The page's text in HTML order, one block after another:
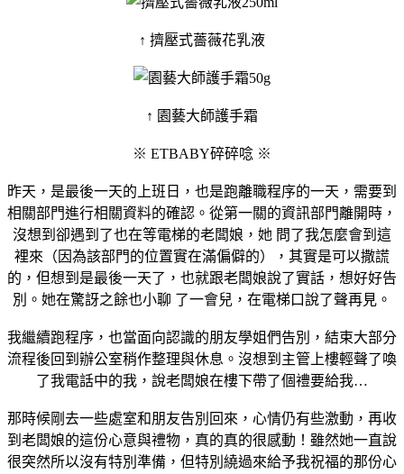
↑ 擠壓式薔薇花乳液
↑ 園藝大師護手霜
※ ETBABY碎碎唸 ※
昨天，是最後一天的上班日，也是跑離職程序的一天，需要到
相關部門進行相關資料的確認。從第一關的資訊部門離開時，
沒想到卻遇到了也在等電梯的老闆娘，她 問了我怎麼會到這
裡來（因為該部門的位置實在滿偏僻的），其實是可以撒謊
的，但想到是最後一天了，也就跟老闆娘說了實話，想好好告
別。她在驚訝之餘也小聊 了一會兒，在電梯口說了聲再見。
我繼續跑程序，也當面向認識的朋友學姐們告別，結束大部分
流程後回到辦公室稍作整理與休息。沒想到主管上樓輕聲了喚
了我電話中的我，說老闆娘在樓下帶了個禮要給我…
那時候剛去一些處室和朋友告別回來，心情仍有些激動，再收
到老闆娘的這份心意與禮物，真的真的很感動！雖然她一直說
很突然所以沒有特別準備，但特別繞過來給予我祝福的那份心